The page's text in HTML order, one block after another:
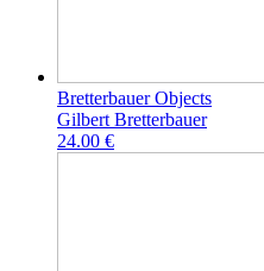
Bretterbauer Objects
Gilbert Bretterbauer
24.00 €